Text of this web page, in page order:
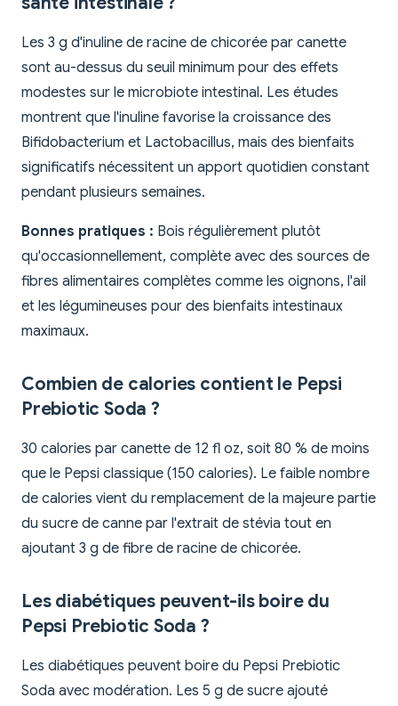
Les 3 g d'inuline de racine de chicorée par canette
sont au-dessus du seuil minimum pour des effets
modestes sur le microbiote intestinal. Les études
montrent que l'inuline favorise la croissance des
Bifidobacterium et Lactobacillus, mais des bienfaits
significatifs nécessitent un apport quotidien constant
pendant plusieurs semaines.
Bonnes pratiques : Bois régulièrement plutôt
qu'occasionnellement, complète avec des sources de
fibres alimentaires complètes comme les oignons, l'ail
et les légumineuses pour des bienfaits intestinaux
maximaux.
Combien de calories contient le Pepsi
Prebiotic Soda ?
30 calories par canette de 12 fl oz, soit 80 % de moins
que le Pepsi classique (150 calories). Le faible nombre
de calories vient du remplacement de la majeure partie
du sucre de canne par l'extrait de stévia tout en
ajoutant 3 g de fibre de racine de chicorée.
Les diabétiques peuvent-ils boire du
Pepsi Prebiotic Soda ?
Les diabétiques peuvent boire du Pepsi Prebiotic
Soda avec modération. Les 5 g de sucre ajouté